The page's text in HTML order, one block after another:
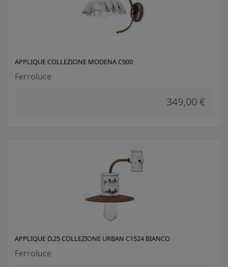
APPLIQUE COLLEZIONE MODENA C900
Ferroluce
349,00 €
APPLIQUE D.25 COLLEZIONE URBAN C1524 BIANCO
Ferroluce